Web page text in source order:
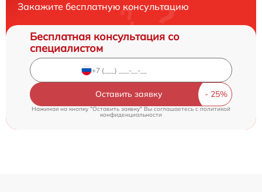
Закажите бесплатную консультацию
Бесплатная консультация со
специалистом
Оставить заявку
Нажимая на кнопку "Оставить заявку" Вы соглашаетесь cполитикой
конфиденциальности